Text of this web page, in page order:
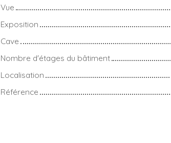
Vue
Exposition
Cave
Nombre d'étages du bâtiment
Localisation
Référence